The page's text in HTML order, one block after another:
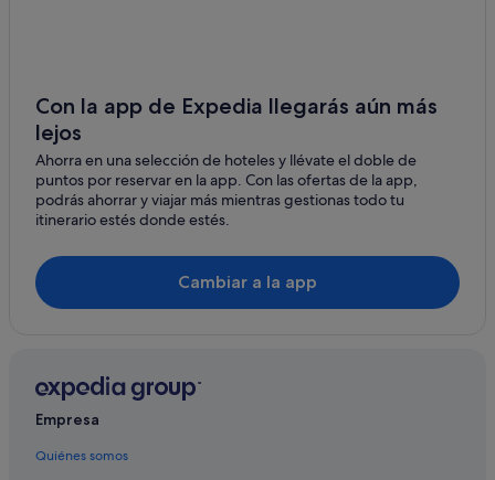
Hoteles con piscina en Benidorm
Hoteles que aceptan mascotas en Benidorm
Magic Costa Blanca hoteles en Benidorm
Hoteles con spa en Benidorm
Hoteles románticos en Benidorm
Hoteles cerca de Playa de Mal Pas
Hoteles cerca de Benidorm Airsoft
Servigroup hoteles en Benidorm
Hoteles para ir de compras en Benidorm
Con la app de Expedia llegarás aún más
lejos
Ahorra en una selección de hoteles y llévate el doble de
puntos por reservar en la app. Con las ofertas de la app,
podrás ahorrar y viajar más mientras gestionas todo tu
itinerario estés donde estés.
Cambiar a la app
Empresa
Quiénes somos